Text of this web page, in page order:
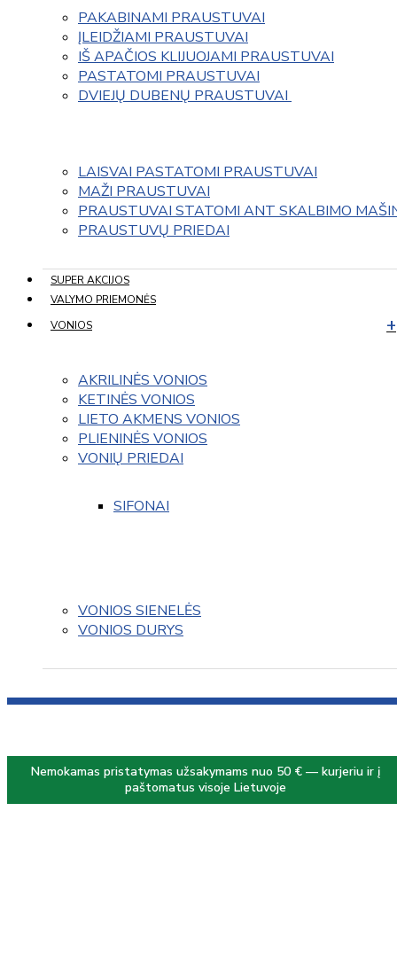
PAKABINAMI PRAUSTUVAI
ĮLEIDŽIAMI PRAUSTUVAI
IŠ APAČIOS KLIJUOJAMI PRAUSTUVAI
PASTATOMI PRAUSTUVAI
DVIEJŲ DUBENŲ PRAUSTUVAI
LAISVAI PASTATOMI PRAUSTUVAI
MAŽI PRAUSTUVAI
PRAUSTUVAI STATOMI ANT SKALBIMO
PRAUSTUVŲ PRIEDAI
SUPER AKCIJOS
VALYMO PRIEMONĖS
VONIOS
AKRILINĖS VONIOS
KETINĖS VONIOS
LIETO AKMENS VONIOS
PLIENINĖS VONIOS
VONIŲ PRIEDAI
SIFONAI
VONIOS SIENELĖS
VONIOS DURYS
Nemokamas pristatymas užsakymams nuo 50 € — kurjeriu ir į
paštomatus visoje Lietuvoje